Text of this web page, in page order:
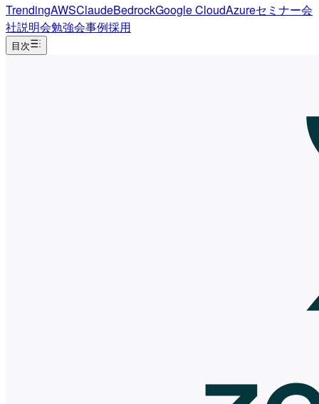
TrendingAWSClaudeBedrockGoogle CloudAzureセミナー会
社説明会勉強会事例採用
目次